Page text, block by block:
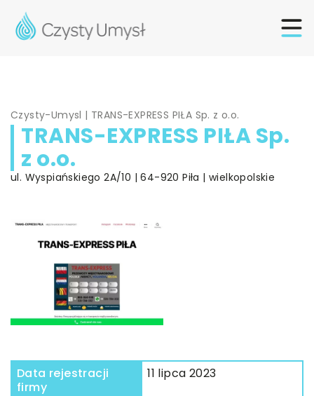
Czysty-Umysl | TRANS-EXPRESS PIŁA Sp. z o.o.
TRANS-EXPRESS PIŁA Sp.
z o.o.
ul. Wyspiańskiego 2A/10 | 64-920 Piła | wielkopolskie
Data rejestracji
firmy
11 lipca 2023